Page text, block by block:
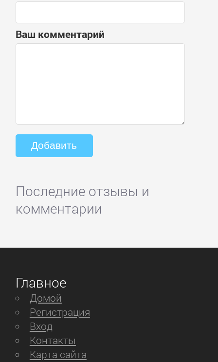
Ваш комментарий
Последние отзывы и
комментарии
Главное
Домой
Регистрация
Вход
Контакты
Карта сайта